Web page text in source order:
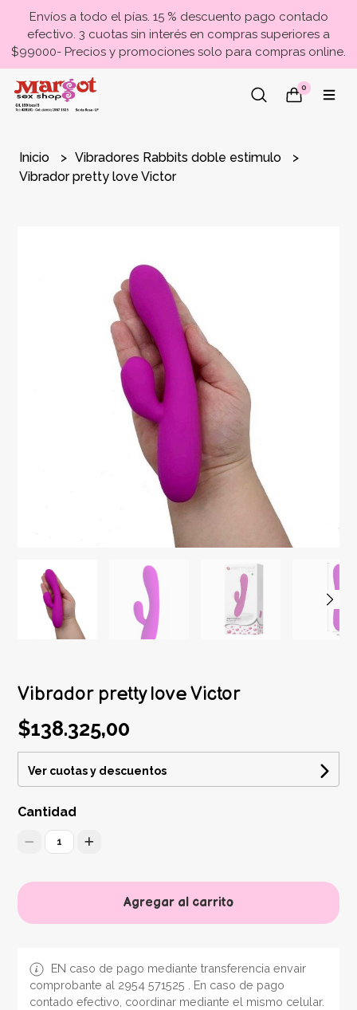
Envíos a todo el pías. 15 % descuento pago contado
efectivo. 3 cuotas sin interés en compras superiores a
$99000- Precios y promociones solo para compras online.
0
Inicio
Vibradores Rabbits doble estimulo
Vibrador pretty love Victor
Vibrador pretty love Victor
$138.325,00
Ver cuotas y descuentos
Cantidad
1
Agregar al carrito
EN caso de pago mediante transferencia envair
comprobante al 2954 571525 . En caso de pago
contado efectivo, coordinar mediante el mismo celular.